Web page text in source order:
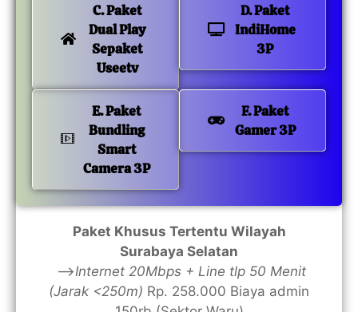
C. Paket
Dual Play
Sepaket
Useetv
D. Paket
IndiHome
3P
E. Paket
Bundling
Smart
Camera 3P
F. Paket
Gamer 3P
Paket Khusus Tertentu Wilayah
Surabaya Selatan
—>Internet 20Mbps + Line tlp 50 Menit
(Jarak <250m) Rp. 258.000 Biaya admin